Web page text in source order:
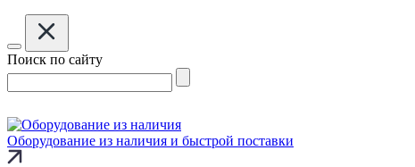
Поиск по сайту
Оборудование из наличия и быстрой поставки